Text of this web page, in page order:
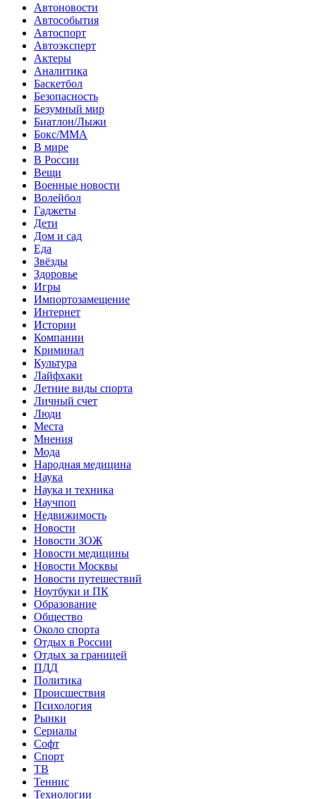
Автоновости
Автособытия
Автоспорт
Автоэксперт
Актеры
Аналитика
Баскетбол
Безопасность
Безумный мир
Биатлон/Лыжи
Бокс/MMA
В мире
В России
Вещи
Военные новости
Волейбол
Гаджеты
Дети
Дом и сад
Еда
Звёзды
Здоровье
Игры
Импортозамещение
Интернет
Истории
Компании
Криминал
Культура
Лайфхаки
Летние виды спорта
Личный счет
Люди
Места
Мнения
Мода
Народная медицина
Наука
Наука и техника
Научпоп
Недвижимость
Новости
Новости ЗОЖ
Новости медицины
Новости Москвы
Новости путешествий
Ноутбуки и ПК
Образование
Общество
Около спорта
Отдых в России
Отдых за границей
ПДД
Политика
Происшествия
Психология
Рынки
Сериалы
Софт
Спорт
ТВ
Теннис
Технологии